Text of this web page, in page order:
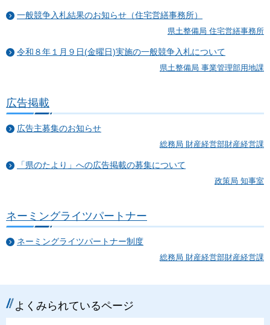
一般競争入札結果のお知らせ（住宅営繕事務所）
県土整備局 住宅営繕事務所
令和８年１月９日(金曜日)実施の一般競争入札について
県土整備局 事業管理部用地課
広告掲載
広告主募集のお知らせ
総務局 財産経営部財産経営課
「県のたより」への広告掲載の募集について
政策局 知事室
ネーミングライツパートナー
ネーミングライツパートナー制度
総務局 財産経営部財産経営課
よくみられているページ